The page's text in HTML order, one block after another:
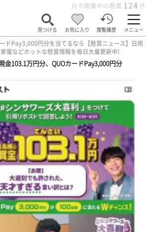
只今開催中の懸賞 124 件
見つける お気に入り 閲覧履歴 メニュー
ドPay3,000円分を当てるなら【懸賞ニュース】日用
電などホットな懸賞情報を毎日大量更新中!
金103.1万円分、QUOカードPay3,000円分